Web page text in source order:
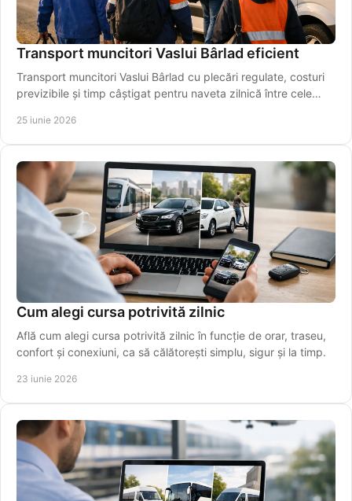
Transport muncitori Vaslui Bârlad eficient
Transport muncitori Vaslui Bârlad cu plecări regulate, costuri
previzibile și timp câștigat pentru naveta zilnică între cele
25 iunie 2026
Cum alegi cursa potrivită zilnic
Află cum alegi cursa potrivită zilnic în funcție de orar, traseu,
confort și conexiuni, ca să călătorești simplu, sigur și la timp.
23 iunie 2026